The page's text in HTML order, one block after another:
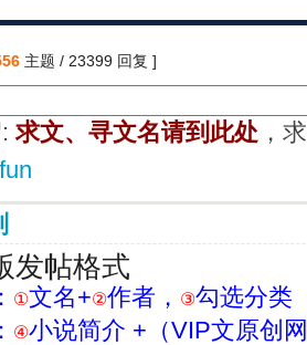
主题 / 23399 回复 ]
:求文、寻文名请到此处，
发帖格式
①文名+②作者， ③勾选分类
④小说简介 +（VIP文原创